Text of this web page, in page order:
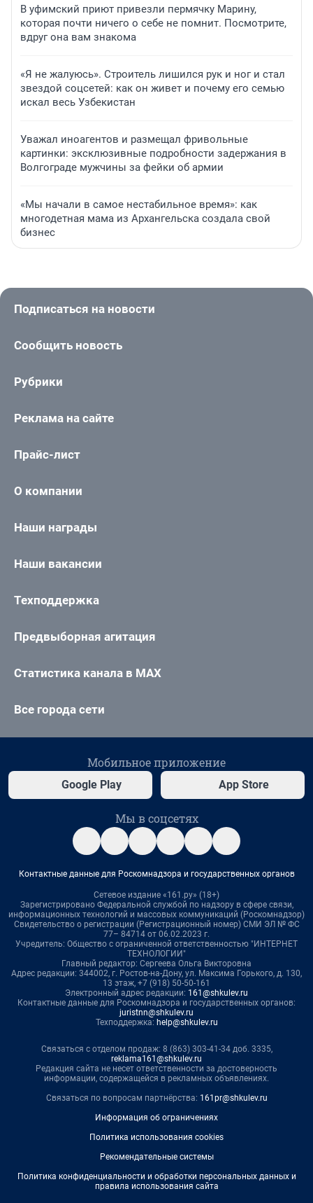
В уфимский приют привезли пермячку Марину,
которая почти ничего о себе не помнит. Посмотрите,
вдруг она вам знакома
«Я не жалуюсь». Строитель лишился рук и ног и стал
звездой соцсетей: как он живет и почему его семью
искал весь Узбекистан
Уважал иноагентов и размещал фривольные
картинки: эксклюзивные подробности задержания в
Волгограде мужчины за фейки об армии
«Мы начали в самое нестабильное время»: как
многодетная мама из Архангельска создала свой
бизнес
Подписаться на новости
Сообщить новость
Рубрики
Реклама на сайте
Прайс-лист
О компании
Наши награды
Наши вакансии
Техподдержка
Предвыборная агитация
Статистика канала в MAX
Все города сети
Мобильное приложение
Google Play App Store
Мы в соцсетях
Контактные данные для Роскомнадзора и государственных органов
Сетевое издание «161.ру» (18+)
Зарегистрировано Федеральной службой по надзору в сфере связи,
информационных технологий и массовых коммуникаций (Роскомнадзор)
Свидетельство о регистрации (Регистрационный номер) СМИ ЭЛ № ФС
77– 84714 от 06.02.2023 г.
Учредитель: Общество с ограниченной ответственностью "ИНТЕРНЕТ
ТЕХНОЛОГИИ"
Главный редактор: Сергеева Ольга Викторовна
Адрес редакции: 344002, г. Ростов-на-Дону, ул. Максима Горького, д. 130,
13 этаж, +7 (918) 50-50-161
Электронный адрес редакции: 161@shkulev.ru
Контактные данные для Роскомнадзора и государственных органов:
juristnn@shkulev.ru
Техподдержка: help@shkulev.ru
Связаться с отделом продаж: 8 (863) 303-41-34 доб. 3335,
reklama161@shkulev.ru
Редакция сайта не несет ответственности за достоверность
информации, содержащейся в рекламных объявлениях.
Связаться по вопросам партнёрства: 161pr@shkulev.ru
Информация об ограничениях
Политика использования cookies
Рекомендательные системы
Политика конфиденциальности и обработки персональных данных и
правила использования сайта